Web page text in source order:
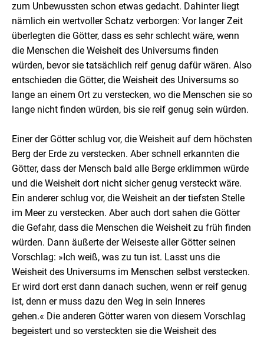
zum Unbewussten schon etwas gedacht. Dahinter liegt
nämlich ein wertvoller Schatz verborgen: Vor langer Zeit
überlegten die Götter, dass es sehr schlecht wäre, wenn
die Menschen die Weisheit des Universums finden
würden, bevor sie tatsächlich reif genug dafür wären. Also
entschieden die Götter, die Weisheit des Universums so
lange an einem Ort zu verstecken, wo die Menschen sie so
lange nicht finden würden, bis sie reif genug sein würden.
Einer der Götter schlug vor, die Weisheit auf dem höchsten
Berg der Erde zu verstecken. Aber schnell erkannten die
Götter, dass der Mensch bald alle Berge erklimmen würde
und die Weisheit dort nicht sicher genug versteckt wäre.
Ein anderer schlug vor, die Weisheit an der tiefsten Stelle
im Meer zu verstecken. Aber auch dort sahen die Götter
die Gefahr, dass die Menschen die Weisheit zu früh finden
würden. Dann äußerte der Weiseste aller Götter seinen
Vorschlag: »Ich weiß, was zu tun ist. Lasst uns die
Weisheit des Universums im Menschen selbst verstecken.
Er wird dort erst dann danach suchen, wenn er reif genug
ist, denn er muss dazu den Weg in sein Inneres
gehen.« Die anderen Götter waren von diesem Vorschlag
begeistert und so versteckten sie die Weisheit des